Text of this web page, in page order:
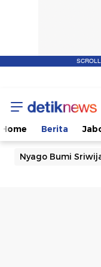
Home Berita
Nyago Bumi